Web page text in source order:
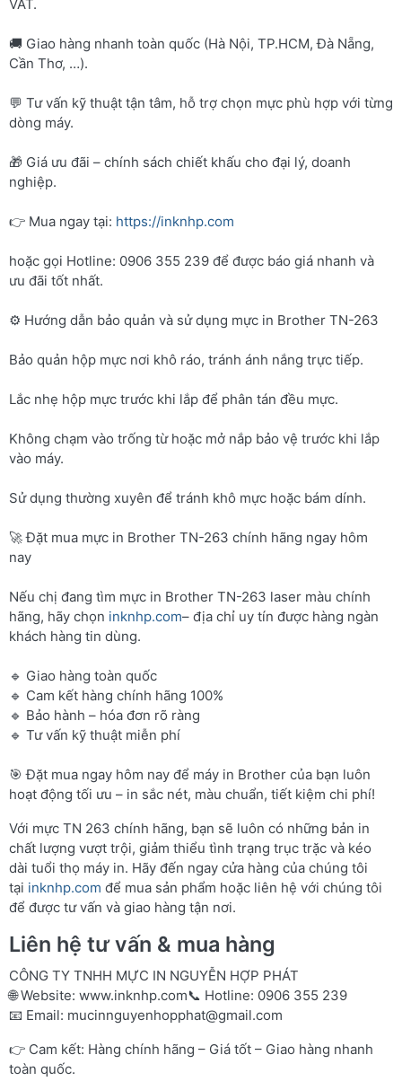
VAT.
🚚 Giao hàng nhanh toàn quốc (Hà Nội, TP.HCM, Đà Nẵng,
Cần Thơ, …).
💬 Tư vấn kỹ thuật tận tâm, hỗ trợ chọn mực phù hợp với từng
dòng máy.
🎁 Giá ưu đãi – chính sách chiết khấu cho đại lý, doanh
nghiệp.
👉 Mua ngay tại: https://inknhp.com
hoặc gọi Hotline: 0906 355 239 để được báo giá nhanh và
ưu đãi tốt nhất.
⚙️ Hướng dẫn bảo quản và sử dụng mực in Brother TN-263
Bảo quản hộp mực nơi khô ráo, tránh ánh nắng trực tiếp.
Lắc nhẹ hộp mực trước khi lắp để phân tán đều mực.
Không chạm vào trống từ hoặc mở nắp bảo vệ trước khi lắp
vào máy.
Sử dụng thường xuyên để tránh khô mực hoặc bám dính.
🚀 Đặt mua mực in Brother TN-263 chính hãng ngay hôm
nay
Nếu chị đang tìm mực in Brother TN-263 laser màu chính
hãng, hãy chọn inknhp.com– địa chỉ uy tín được hàng ngàn
khách hàng tin dùng.
🔹 Giao hàng toàn quốc
🔹 Cam kết hàng chính hãng 100%
🔹 Bảo hành – hóa đơn rõ ràng
🔹 Tư vấn kỹ thuật miễn phí
🎯 Đặt mua ngay hôm nay để máy in Brother của bạn luôn
hoạt động tối ưu – in sắc nét, màu chuẩn, tiết kiệm chi phí!
Với mực TN 263 chính hãng, bạn sẽ luôn có những bản in
chất lượng vượt trội, giảm thiểu tình trạng trục trặc và kéo
dài tuổi thọ máy in. Hãy đến ngay cửa hàng của chúng tôi
tại inknhp.com để mua sản phẩm hoặc liên hệ với chúng tôi
để được tư vấn và giao hàng tận nơi.
Liên hệ tư vấn & mua hàng
CÔNG TY TNHH MỰC IN NGUYỄN HỢP PHÁT
🌐 Website: www.inknhp.com📞 Hotline: 0906 355 239
📧 Email: mucinnguyenhopphat@gmail.com
👉 Cam kết: Hàng chính hãng – Giá tốt – Giao hàng nhanh
toàn quốc.